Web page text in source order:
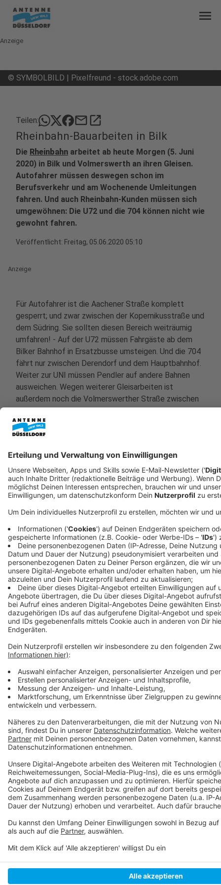
menu
Anzeige
Anzeige
© SYMBOLBILD | Pixelfreund - stock.adobe.com
Teilen: mailopen_in_new
Rheinbahn-Bauarbeiten in Bilk
Die Rheinbahn arbeitet ab heute Morgen (5. Juni
2020) in Bilk und Volmerswerth an ihren Gleisen.
Autofahrer müssen deswegen schon im
Berufsverkehr und am Wochenende Umleitungen
fahren. Und auch Rheinbahn-Kunden müssen sich
umgewöhnen: Die U72 und die 704 können nicht wie
gewohnt fahren.
Veröffentlicht: Freitag, 05.06.2020 05:10
Anzeige
Für Autofahrer ist die Aachener Straße komplett
gesperrt; und zwar zwischen der Kopernikusstraße und
dem Südring. Sie sollten diesen Bereich weiträumig
umfahren! - Auf der U72 müssen Fahrgäste ab dem
Bilker Bahnhof in Ersatzbusse umsteigen. Und die 704
fährt nur zwischen Derendorf und dem Hauptbahnhof.
Weiter zur UNI müssen Pendler auf andere Bahnen
ausweichen. Wegen weiterer Gleisarbeiten ist
außerdem noch die Volmerswerther Straße zwischen
Volmerswerth und Flehe gesperrt.
Weitere Infos der Rheinbahn:
Nr=226128
Anzeige
Anzeige